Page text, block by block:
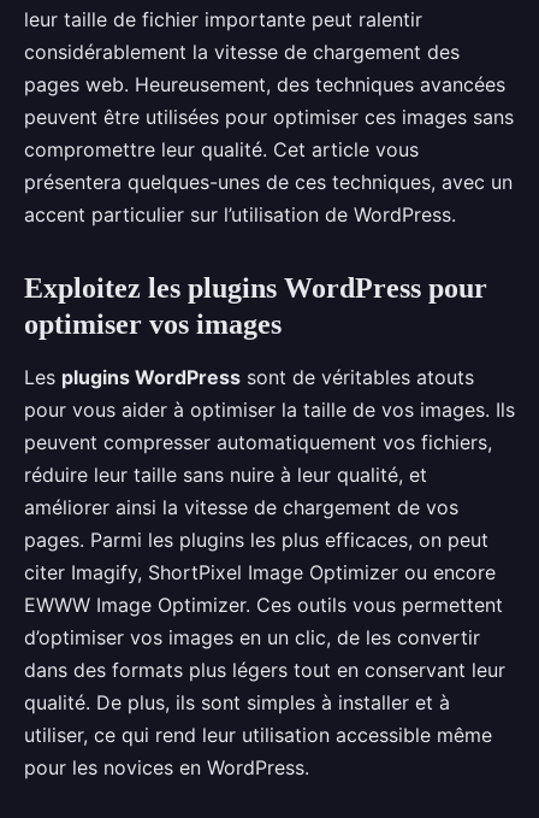
leur taille de fichier importante peut ralentir
considérablement la vitesse de chargement des
pages web. Heureusement, des techniques avancées
peuvent être utilisées pour optimiser ces images sans
compromettre leur qualité. Cet article vous
présentera quelques-unes de ces techniques, avec un
accent particulier sur l’utilisation de WordPress.
Exploitez les plugins WordPress pour
optimiser vos images
Les plugins WordPress sont de véritables atouts
pour vous aider à optimiser la taille de vos images. Ils
peuvent compresser automatiquement vos fichiers,
réduire leur taille sans nuire à leur qualité, et
améliorer ainsi la vitesse de chargement de vos
pages. Parmi les plugins les plus efficaces, on peut
citer Imagify, ShortPixel Image Optimizer ou encore
EWWW Image Optimizer. Ces outils vous permettent
d’optimiser vos images en un clic, de les convertir
dans des formats plus légers tout en conservant leur
qualité. De plus, ils sont simples à installer et à
utiliser, ce qui rend leur utilisation accessible même
pour les novices en WordPress.